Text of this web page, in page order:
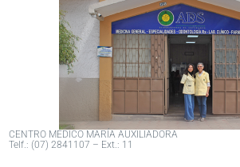
CENTRO MÉDICO MARÍA AUXILIADORA
Telf.: (07) 2841107 – Ext.: 11